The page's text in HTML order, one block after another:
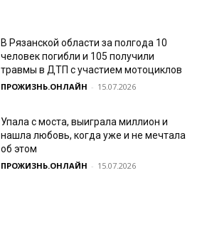
В Рязанской области за полгода 10
человек погибли и 105 получили
травмы в ДТП с участием мотоциклов
ПРОЖИЗНЬ.ОНЛАЙН - 15.07.2026
Упала с моста, выиграла миллион и
нашла любовь, когда уже и не мечтала
об этом
ПРОЖИЗНЬ.ОНЛАЙН - 15.07.2026